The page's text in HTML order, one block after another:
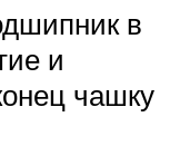
в
и
чашку